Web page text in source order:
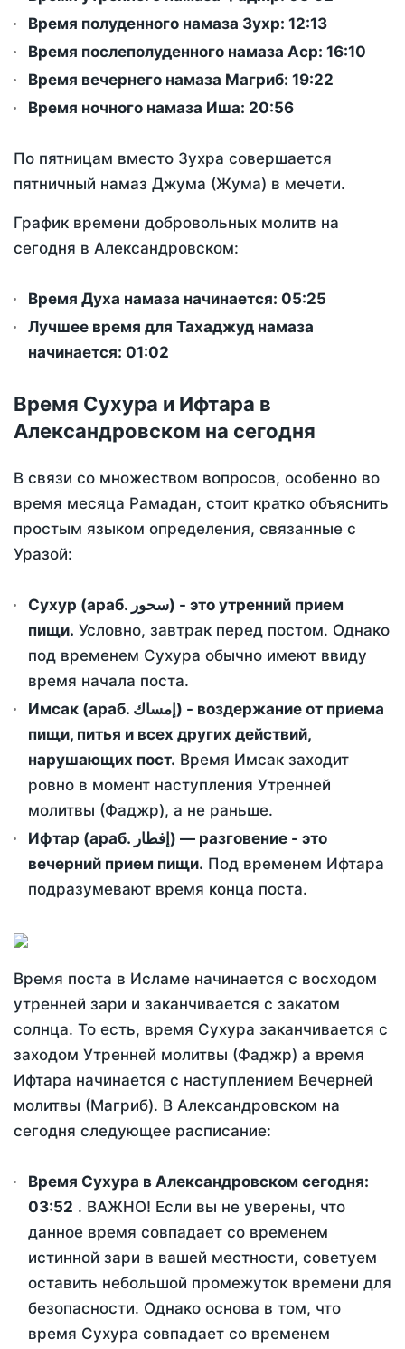
Время полуденного намаза Зухр: 12:13
Время послеполуденного намаза Аср: 16:10
Время вечернего намаза Магриб: 19:22
Время ночного намаза Иша: 20:56
По пятницам вместо Зухра совершается
пятничный намаз Джума (Жума) в мечети.
График времени добровольных молитв на
сегодня в Александровском:
Время Духа намаза начинается: 05:25
Лучшее время для Тахаджуд намаза
начинается: 01:02
Время Сухура и Ифтара в
Александровском на сегодня
В связи со множеством вопросов, особенно во
время месяца Рамадан, стоит кратко объяснить
простым языком определения, связанные с
Уразой:
Сухур (араб. سحور) - это утренний прием
пищи. Условно, завтрак перед постом. Однако
под временем Сухура обычно имеют ввиду
время начала поста.
Имсак (араб. إمساك) - воздержание от приема
пищи, питья и всех других действий,
нарушающих пост. Время Имсак заходит
ровно в момент наступления Утренней
молитвы (Фаджр), а не раньше.
Ифтар (араб. إفطار) — разговение - это
вечерний прием пищи. Под временем Ифтара
подразумевают время конца поста.
Время поста в Исламе начинается с восходом
утренней зари и заканчивается с закатом
солнца. То есть, время Сухура заканчивается с
заходом Утренней молитвы (Фаджр) а время
Ифтара начинается с наступлением Вечерней
молитвы (Магриб). В Александровском на
сегодня следующее расписание:
Время Сухура в Александровском сегодня:
03:52 . ВАЖНО! Если вы не уверены, что
данное время совпадает со временем
истинной зари в вашей местности, советуем
оставить небольшой промежуток времени для
безопасности. Однако основа в том, что
время Сухура совпадает со временем